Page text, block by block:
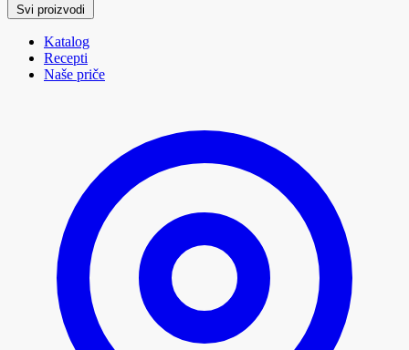
Svi proizvodi
Katalog
Recepti
Naše priče